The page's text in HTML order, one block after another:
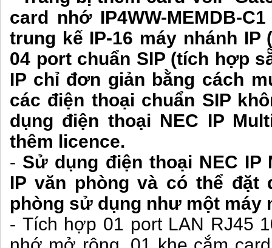
card nhớ IP4WW-MEMDB-
trung kế IP-16 máy nhánh IP
04 port chuẩn SIP (tích hợp
IP chỉ đơn giản bằng cách
các điện thoại chuẩn SIP
dụng điện thoại NEC IP
thêm licence.
- Sử dụng điện thoại NEC
IP văn phòng và có thể đặt
phòng sử dụng như một máy
- Tích hợp 01 port LAN RJ45